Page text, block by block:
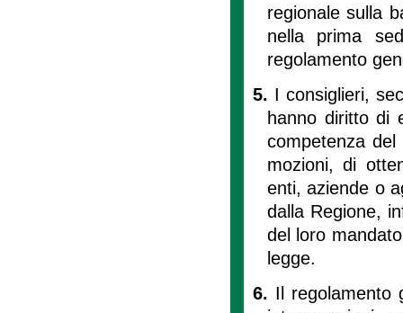
regionale sulla
nella prima
regolamento
5. I consiglieri,
hanno diritto di
competenza
mozioni, di
enti, aziende o
dalla Regione,
del loro
legge.
6. Il regolamento